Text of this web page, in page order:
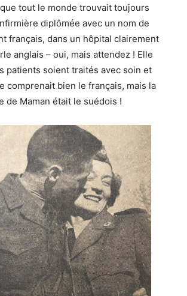
tout le monde trouvait toujours
diplômée avec un nom de
français, dans un hôpital clairement
anglais – oui, mais attendez ! Elle
patients soient traités avec soin et
comprenait bien le français, mais la
de Maman était le suédois !